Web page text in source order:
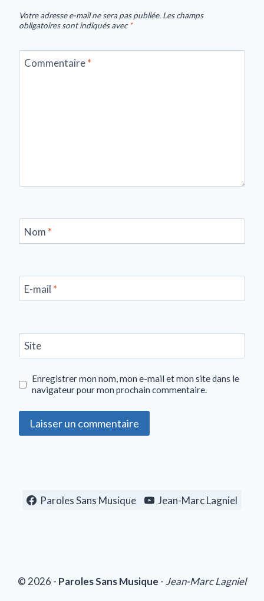
Votre adresse e-mail ne sera pas publiée. Les champs
obligatoires sont indiqués avec*
Commentaire*
Nom *
E-mail *
Site
Enregistrer mon nom, mon e-mail et mon site dans le
navigateur pour mon prochain commentaire.
Paroles Sans Musique Jean-Marc Lagniel
© 2026 - Paroles Sans Musique -Jean-Marc Lagniel